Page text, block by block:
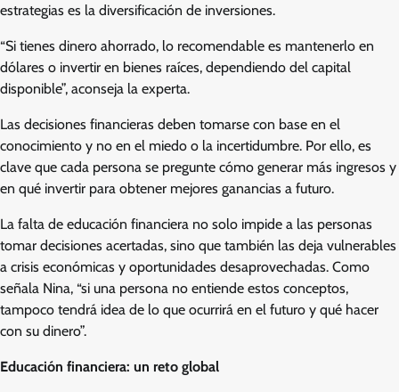
estrategias es la diversificación de inversiones.
“Si tienes dinero ahorrado, lo recomendable es mantenerlo en
dólares o invertir en bienes raíces, dependiendo del capital
disponible”, aconseja la experta.
Las decisiones financieras deben tomarse con base en el
conocimiento y no en el miedo o la incertidumbre. Por ello, es
clave que cada persona se pregunte cómo generar más ingresos y
en qué invertir para obtener mejores ganancias a futuro.
La falta de educación financiera no solo impide a las personas
tomar decisiones acertadas, sino que también las deja vulnerables
a crisis económicas y oportunidades desaprovechadas. Como
señala Nina, “si una persona no entiende estos conceptos,
tampoco tendrá idea de lo que ocurrirá en el futuro y qué hacer
con su dinero”.
Educación financiera: un reto global